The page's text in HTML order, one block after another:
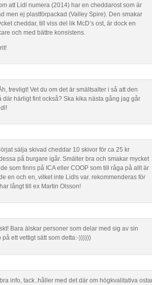
att Lidl numera (2014) har en cheddarost som är
men ej plastförpackad (Valley Spire). Den smakar
cheddar, till viss del lik McD’s ost, är dock en
och med bättre konsistens.
trevligt! Vet du om det är smältsalter i så att den
där härligt fint också? Ska kika nästa gång jag går
sälja skivad cheddar 10 skivor för ca 25 kr
på burgare igår. Smälter bra och smakar mycket
som finns på ICA eller COOP som till råga på allt är
en och en, vilket inte Lidls var. rekommenderas för
långt till ex Martin Olsson!
Bara älskar personer som delar med sig av sin
på ett vettigt sätt som detta:-))))))
info, tack..håller med det där om högkvalitativa